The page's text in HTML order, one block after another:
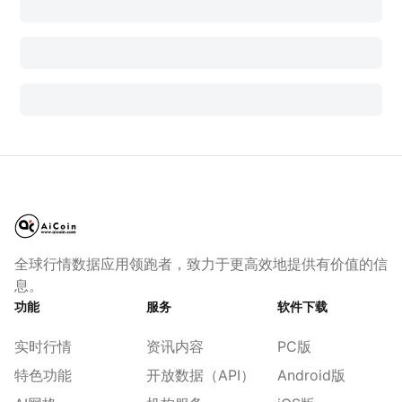
全球行情数据应用领跑者，致力于更高效地提供有价值的信
息。
功能
实时行情
特色功能
服务
资讯内容
开放数据（API）
软件下载
PC版
Android版